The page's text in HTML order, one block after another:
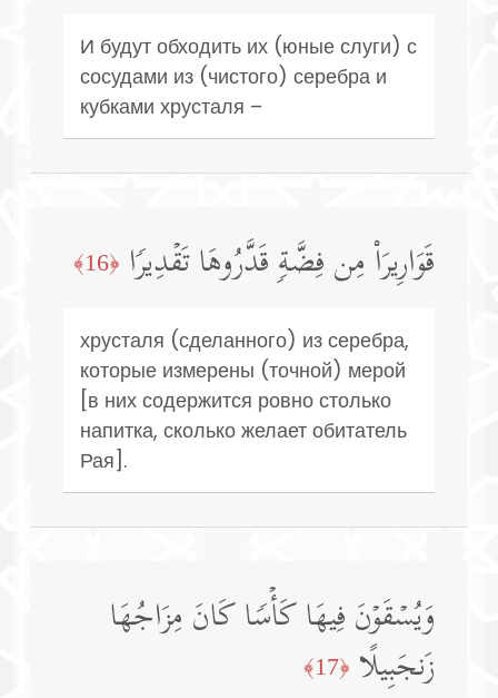
И будут обходить их (юные слуги) с
сосудами из (чистого) серебра и
кубками хрусталя –
قَوَارِیرَا۟ مِن فِضَّةࣲ قَدَّرُوهَا تَقۡدِیرࣰا ﴿16﴾
хрусталя (сделанного) из серебра,
которые измерены (точной) мерой
[в них содержится ровно столько
напитка, сколько желает обитатель
Рая].
وَیُسۡقَوۡنَ فِیهَا كَأۡسࣰا كَانَ مِزَاجُهَا
زَنجَبِیلًا ﴿17﴾